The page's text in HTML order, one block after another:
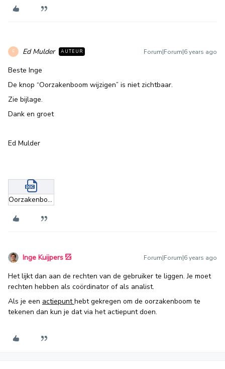
E Ed Mulder AUTEUR Forum|Forum|6 years ago
Beste Inge
De knop “Oorzakenboom wijzigen” is niet zichtbaar.
Zie bijlage.
Dank en groet
Ed Mulder
Oorzakenboom_Knop niet zichtbaar.docx
Inge Kuijpers Forum|Forum|6 years ago
Het lijkt dan aan de rechten van de gebruiker te liggen. Je moet
rechten hebben als coördinator of als analist.
Als je een actiepunthebt gekregen om de oorzakenboom te
tekenen dan kun je dat via het actiepunt doen.